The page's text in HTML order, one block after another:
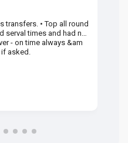
transfers. • Top all round
serval times and had no
- on time always &am
asked.